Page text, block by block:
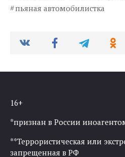
пьяная автомобилистка
16+
*признан в России
**Террористическая или
запрещенная в РФ